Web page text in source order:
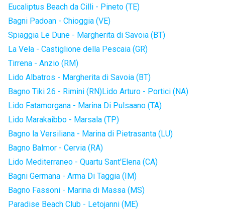
Eucaliptus Beach da Cilli - Pineto (TE)
Bagni Padoan - Chioggia (VE)
Spiaggia Le Dune - Margherita di Savoia (BT)
La Vela - Castiglione della Pescaia (GR)
Tirrena - Anzio (RM)
Lido Albatros - Margherita di Savoia (BT)
Bagno Tiki 26 - Rimini (RN)Lido Arturo - Portici (NA)
Lido Fatamorgana - Marina Di Pulsaano (TA)
Lido Marakaibbo - Marsala (TP)
Bagno la Versiliana - Marina di Pietrasanta (LU)
Bagno Balmor - Cervia (RA)
Lido Mediterraneo - Quartu Sant'Elena (CA)
Bagni Germana - Arma Di Taggia (IM)
Bagno Fassoni - Marina di Massa (MS)
Paradise Beach Club - Letojanni (ME)